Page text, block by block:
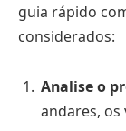
guia rápido
considerados:
Analise o
andares, os